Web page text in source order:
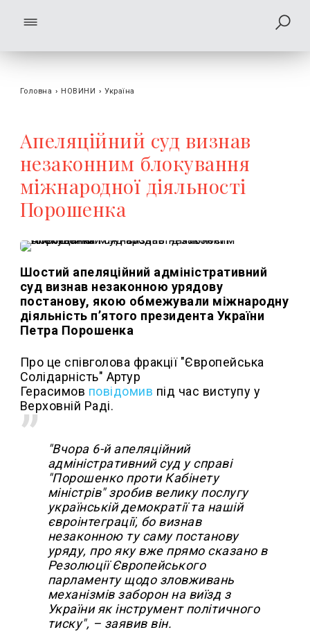
Головна › НОВИНИ › Україна
Апеляційний суд визнав
незаконним блокування
міжнародної діяльності
Порошенка
Шостий апеляційний адміністративний
суд визнав незаконною урядову
постанову, якою обмежували міжнародну
діяльність п’ятого президента України
Петра Порошенка
Про це співголова фракції "Європейська
Солідарність" Артур
Герасимов повідомив під час виступу у
Верховній Раді.
"Вчора 6-й апеляційний
адміністративний суд у справі
"Порошенко проти Кабінету
міністрів" зробив велику послугу
українській демократії та нашій
євроінтеграції, бо визнав
незаконною ту саму постанову
уряду, про яку вже прямо сказано в
Резолюції Європейського
парламенту щодо зловживань
механізмів заборон на виїзд з
України як інструмент політичного
тиску", – заявив він.